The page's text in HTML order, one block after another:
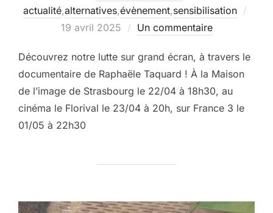
actualité,alternatives,évènement,sensibilisation
19 avril 2025 Un commentaire
Découvrez notre lutte sur grand écran, à travers le
documentaire de Raphaële Taquard ! À la Maison
de l’image de Strasbourg le 22/04 à 18h30, au
cinéma le Florival le 23/04 à 20h, sur France 3 le
01/05 à 22h30